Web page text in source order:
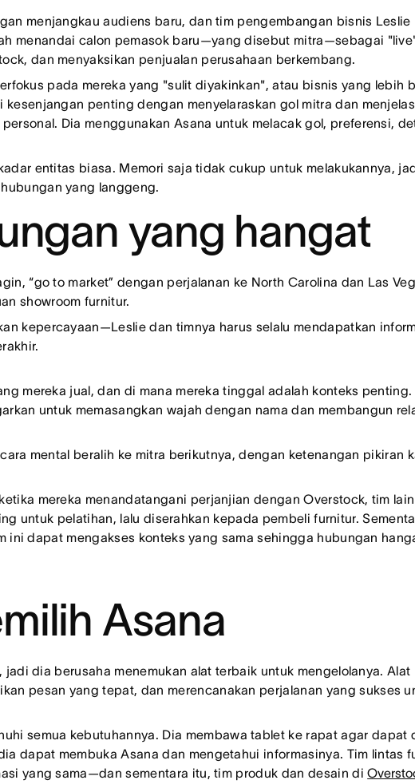
menjangkau audiens baru, dan tim pengembangan bisnis
menandai calon pemasok baru—yang disebut mitra—sebagai
dan menyaksikan penjualan perusahaan berkembang.
pada mereka yang "sulit diyakinkan", atau bisnis yang lebih
penting dengan menyelaraskan gol mitra dan
Dia menggunakan Asana untuk melacak gol, preferensi,
entitas biasa. Memori saja tidak cukup untuk melakukannya,
yang langgeng.
yang hangat
“go to market” dengan perjalanan ke North Carolina dan Las
showroom furnitur.
kepercayaan—Leslie dan timnya harus selalu mendapatkan
mereka jual, dan di mana mereka tinggal adalah konteks penting.
untuk memasangkan wajah dengan nama dan membangun
mental beralih ke mitra berikutnya, dengan ketenangan pikiran
mereka menandatangani perjanjian dengan Overstock, tim
untuk pelatihan, lalu diserahkan kepada pembeli furnitur.
dapat mengakses konteks yang sama sehingga hubungan
Asana
dia berusaha menemukan alat terbaik untuk mengelolanya.
pesan yang tepat, dan merencanakan perjalanan yang sukses
semua kebutuhannya. Dia membawa tablet ke rapat agar dapat
dapat membuka Asana dan mengetahui informasinya. Tim lintas
yang sama—dan sementara itu, tim produk dan desain di